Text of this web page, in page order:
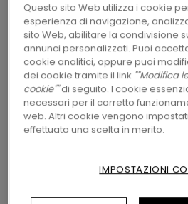
ROVERE
Profili
TROVA UN
A TE
Questo sito Web utilizza i cookie
esperienza di navigazione,
sito Web, abilitare la condivisione
annunci personalizzati. Puoi
cookie analitici, oppure puoi
dei cookie tramite il link ""Modifica
cookie""di seguito. I cookie
necessari per il corretto
web. Altri cookie vengono
effettuato una scelta in merito.
IMPOSTAZIONI